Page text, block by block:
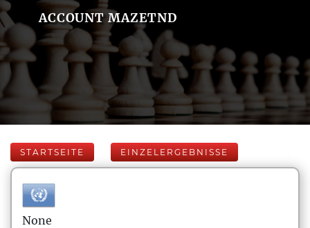
ACCOUNT MAZETND
STARTSEITE EINZELERGEBNISSE
None